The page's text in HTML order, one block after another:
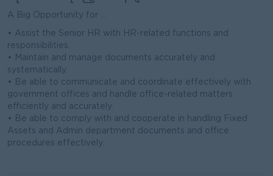
A Big Opportunity for ...
• Assist the Senior HR with HR-related functions and
responsibilities.
• Maintain and manage documents accurately and
systematically.
• Be able to communicate and coordinate effectively with
government offices and handle office-related matters
efficiently and accurately.
• Be able to comply with and cooperate in handling Fixed
Assets and Admin department documents and office
procedures effectively.